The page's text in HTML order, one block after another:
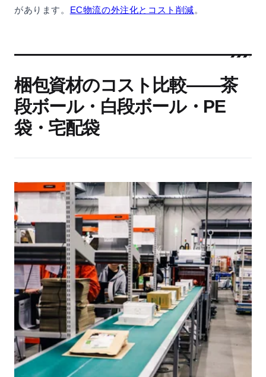
があります。 EC物流の外注化とコスト削減。
梱包資材のコスト比較——茶
段ボール・白段ボール・PE
袋・宅配袋